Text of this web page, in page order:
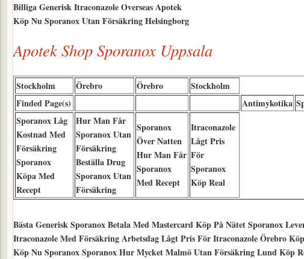
Billiga Generisk Itraconazole Overseas Apotek
Köp Nu Sporanox Utan Försäkring Helsingborg
Apotek Shop Sporanox Uppsala
Stockholm Örebro Örebro
Stockholm
Finded Page(s)
Antimykotika
Sporanox Låg
Kostnad Med
Försäkring
Sporanox
Köpa Med
Recept
Hur Man Får
Sporanox Utan
Försäkring
Beställa Drug
Sporanox Utan
Försäkring
Sporanox
Över Natten
Hur Man Får
Sporanox
Med Recept
Itraconazole
Lågt Pris
För
Sporanox
Köp Real
Bästa Generisk Sporanox Betala Med Mastercard Köp På Nätet Sporanox
Itraconazole Med Försäkring Arbetsdag Lågt Pris För Itraconazole Örebro
Köp Nu Sporanox Sporanox Hur Mycket Malmö Utan Försäkring Lund Köp